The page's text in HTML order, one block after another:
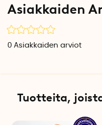
Pituus: 23,5 cm
Korkeus: 25 cm
Asiakkaiden
0 Asiakkaiden arviot
Tuotteita,